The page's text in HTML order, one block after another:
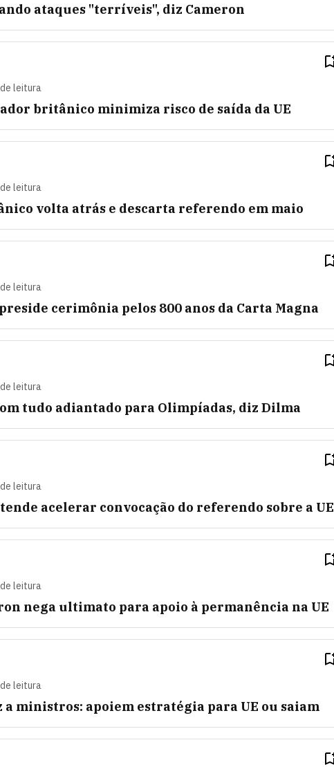
ataques "terríveis", diz Cameron
de leitura
britânico minimiza risco de saída da UE
de leitura
volta atrás e descarta referendo em maio
de leitura
cerimônia pelos 800 anos da Carta Magna
de leitura
tudo adiantado para Olimpíadas, diz Dilma
de leitura
acelerar convocação do referendo sobre a UE
de leitura
nega ultimato para apoio à permanência na UE
de leitura
a ministros: apoiem estratégia para UE ou saiam